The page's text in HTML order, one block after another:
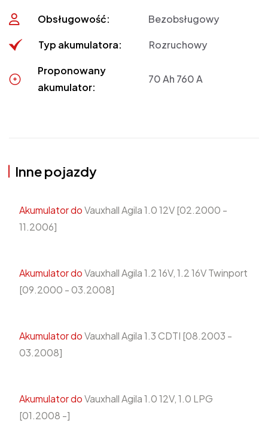
Obsługowość: Bezobsługowy
Typ akumulatora: Rozruchowy
Proponowany
akumulator:
70 Ah 760 A
Inne pojazdy
Akumulator doVauxhall Agila 1.0 12V [02.2000 -
11.2006]
Akumulator doVauxhall Agila 1.2 16V, 1.2 16V Twinport
[09.2000 - 03.2008]
Akumulator doVauxhall Agila 1.3 CDTI [08.2003 -
03.2008]
Akumulator doVauxhall Agila 1.0 12V, 1.0 LPG
[01.2008 -]